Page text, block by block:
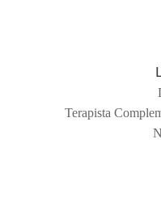
Terapista